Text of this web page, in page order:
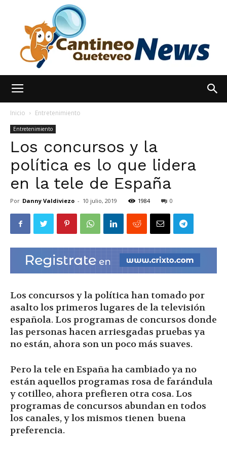
Noticias
hoy
|
|
Inicio Entretenimiento
Entretenimiento
Los concursos y la
política es lo que lidera
en la tele de España
Por Danny Valdiviezo - 10 julio, 2019 1984 0
Los concursos y la política han tomado por
asalto los primeros lugares de la televisión
española. Los programas de concursos donde
las personas hacen arriesgadas pruebas ya
no están, ahora son un poco más suaves.
Pero la tele en España ha cambiado ya no
están aquellos programas rosa de farándula
y cotilleo, ahora prefieren otra cosa. Los
programas de concursos abundan en todos
los canales, y los mismos tienen buena
preferencia.